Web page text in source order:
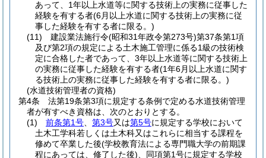
あって、1年以上水道等に関する技術上の実務に従事した
経験を有する者(6月以上水道に関する技術上の実務に従
事した経験を有する者に限る。)
(11)
建設業法施行令(昭和31年政令第273号)第37条第1項
及び第2項の規定による土木施工管理に係る1級の技術検
定に合格した者であって、3年以上水道等に関する技術上
の実務に従事した経験を有する者(1年6月以上水道に関す
る技術上の実務に従事した経験を有する者に限る。)
(水道技術管理者の資格)
第4条
法第19条第3項に規定する条例で定める水道技術管理
者が有すべき資格は、次のとおりとする。
(1)
前条第1号 第3号又は第5号に規定する学校において
土木工学科若しくは土木科又はこれらに相当する課程を
修めて卒業した後(学校教育法による専門職大学の前期課
程にあっては、修了した後) 、同項第1号に規定する学校